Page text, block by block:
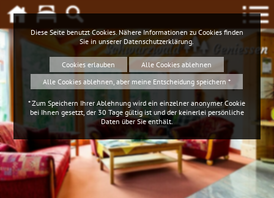
Schwarzwald Geniessen
Diese Seite benutzt Cookies. Nähere Informationen zu Cookies finden
Sie in unserer Datenschutzerklärung.
Cookies erlauben
Alle Cookies ablehnen
Alle Cookies ablehnen, aber meine Entscheidung speichern *
* Zum Speichern Ihrer Ablehnung wird ein einzelner anonymer Cookie
bei Ihnen gesetzt, der 30 Tage gültig ist und der keinerlei persönliche
Daten über Sie enthält.